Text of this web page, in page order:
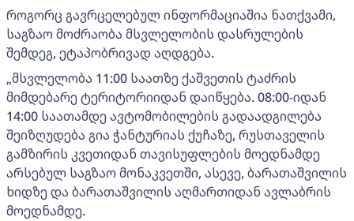
როგორც გავრცელებულ ინფორმაციაშია ნათქვამი,
საგზაო მოძრაობა მსვლელობის დასრულების
შემდეგ, ეტაპობრივად აღდგება.
„მსვლელობა 11:00 საათზე ქაშვეთის ტაძრის
მიმდებარე ტერიტორიიდან დაიწყება. 08:00-იდან
14:00 საათამდე ავტომობილების გადაადგილება
შეიზღუდება გია ჭანტურიას ქუჩაზე, რუსთაველის
გამზირის კვეთიდან თავისუფლების მოედნამდე
არსებულ საგზაო მონაკვეთში, ასევე, ბარათაშვილის
ხიდზე და ბარათაშვილის აღმართიდან ავლაბრის
მოედნამდე.